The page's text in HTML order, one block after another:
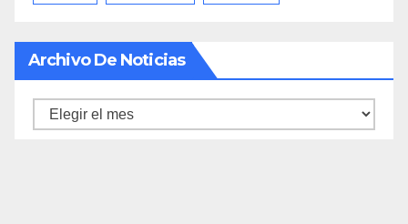
Archivo De Noticias
Archivo